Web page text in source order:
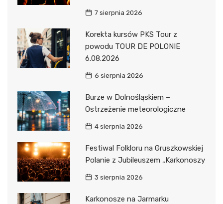
7 sierpnia 2026
Korekta kursów PKS Tour z
powodu TOUR DE POLONIE
6.08.2026
6 sierpnia 2026
Burze w Dolnośląskiem –
Ostrzeżenie meteorologiczne
4 sierpnia 2026
Festiwal Folkloru na Gruszkowskiej
Polanie z Jubileuszem „Karkonoszy
3 sierpnia 2026
Karkonosze na Jarmarku